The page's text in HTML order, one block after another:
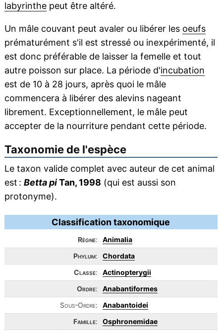
labyrinthepeut être altéré.
Un mâle couvant peut avaler ou libérer les oeufs
prématurément s'il est stressé ou inexpérimenté, il
est donc préférable de laisser la femelle et tout
autre poisson sur place. La période d'incubation
est de 10 à 28 jours, après quoi le mâle
commencera à libérer des alevins nageant
librement. Exceptionnellement, le mâle peut
accepter de la nourriture pendant cette période.
Taxonomie de l'espèce
Le taxon valide complet avec auteur de cet animal
est : Betta piTan, 1998 (qui est aussi son
protonyme).
Classification taxonomique
Règne:
Animalia
Phylum:
Chordata
Classe:
Actinopterygii
Ordre:
Anabantiformes
Sous-Ordre:
Anabantoidei
Famille:
Osphronemidae